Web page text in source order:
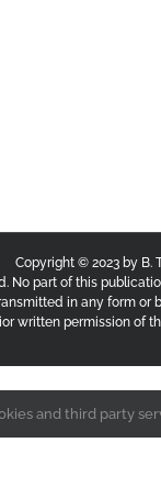
Copyright © 2023 by B.
No part of this
in any form or
written permission of
and third party